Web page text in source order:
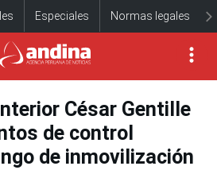
Especiales Normas legales
César Gentille
de control
de inmovilización